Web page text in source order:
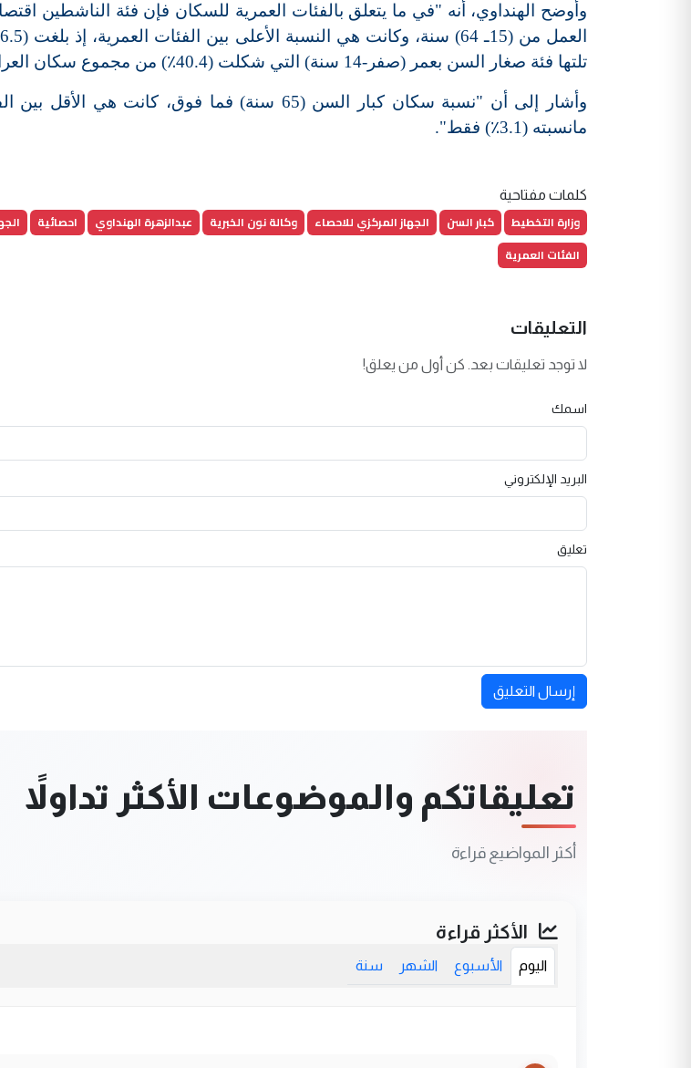
وأوضح الهنداوي، أنه "في ما يتعلق بالفئات العمرية للسكان فإن فئة الناشطين
تلتها فئة صغار السن بعمر (صفر-14 سنة) التي شكلت (40.4٪) من مجموع سكان العراق".
وأشار إلى أن "نسبة سكان كبار السن (65 سنة) فما فوق، كانت
مانسبته (3.1٪) فقط".
كلمات مفتاحية
وزارة التخطيط كبار السن الجهاز المركزي للاحصاء وكالة نون الخبرية عبدالزهرة الهنداوي احصائية
الفئات العمرية
التعليقات
لا توجد تعليقات بعد. كن أول من يعلق!
اسمك
البريد الإلكتروني
تعليق
إرسال التعليق
تعليقاتكم والموضوعات الأكثر تداولاً
أكثر المواضيع قراءة
الأكثر قراءة
اليوم الأسبوع الشهر سنة